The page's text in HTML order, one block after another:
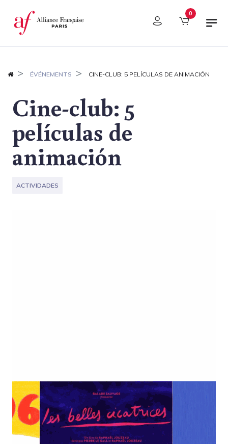
Panel de gestión de cookies 0
ÉVÉNEMENTS CINE-CLUB: 5 PELÍCULAS DE ANIMACIÓN
Cine-club: 5
películas de
animación
ACTIVIDADES